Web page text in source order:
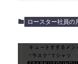
ロースター社員の